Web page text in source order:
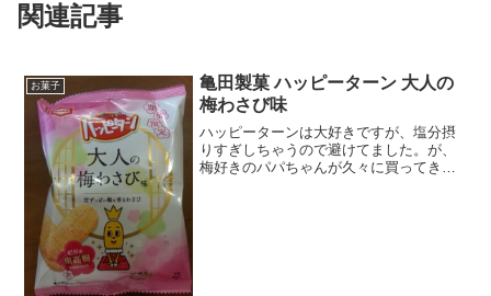
関連記事
お菓子
亀田製菓 ハッピーターン 大人の
梅わさび味
ハッピーターンは大好きですが、塩分摂
りすぎしちゃうので避けてました。が、
梅好きのパパちゃんが久々に買ってきま